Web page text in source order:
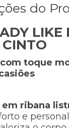
do
LIKE
toque
ribana
e